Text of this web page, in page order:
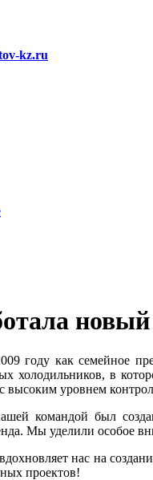
kz.ru
году как семейное
холодильников, в
уровнем
командой был
Мы уделили особое
нас на
проектов!